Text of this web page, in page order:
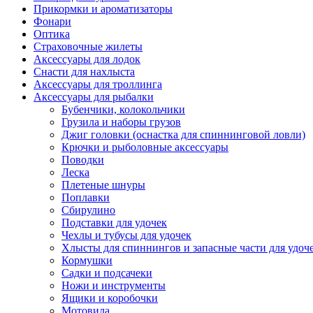
Прикормки и ароматизаторы
Фонари
Оптика
Страховочные жилеты
Аксессуары для лодок
Снасти для нахлыста
Аксессуары для троллинга
Аксессуары для рыбалки
Бубенчики, колокольчики
Грузила и наборы грузов
Джиг головки (оснастка для спиннинговой ловли)
Крючки и рыболовные аксессуары
Поводки
Леска
Плетеные шнуры
Поплавки
Сбирулино
Подставки для удочек
Чехлы и тубусы для удочек
Хлысты для спиннингов и запасные части для
Кормушки
Садки и подсачеки
Ножи и инструменты
Ящики и коробочки
Мотовила